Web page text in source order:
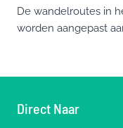
De wandelroutes in
worden aangepast
Direct Naar